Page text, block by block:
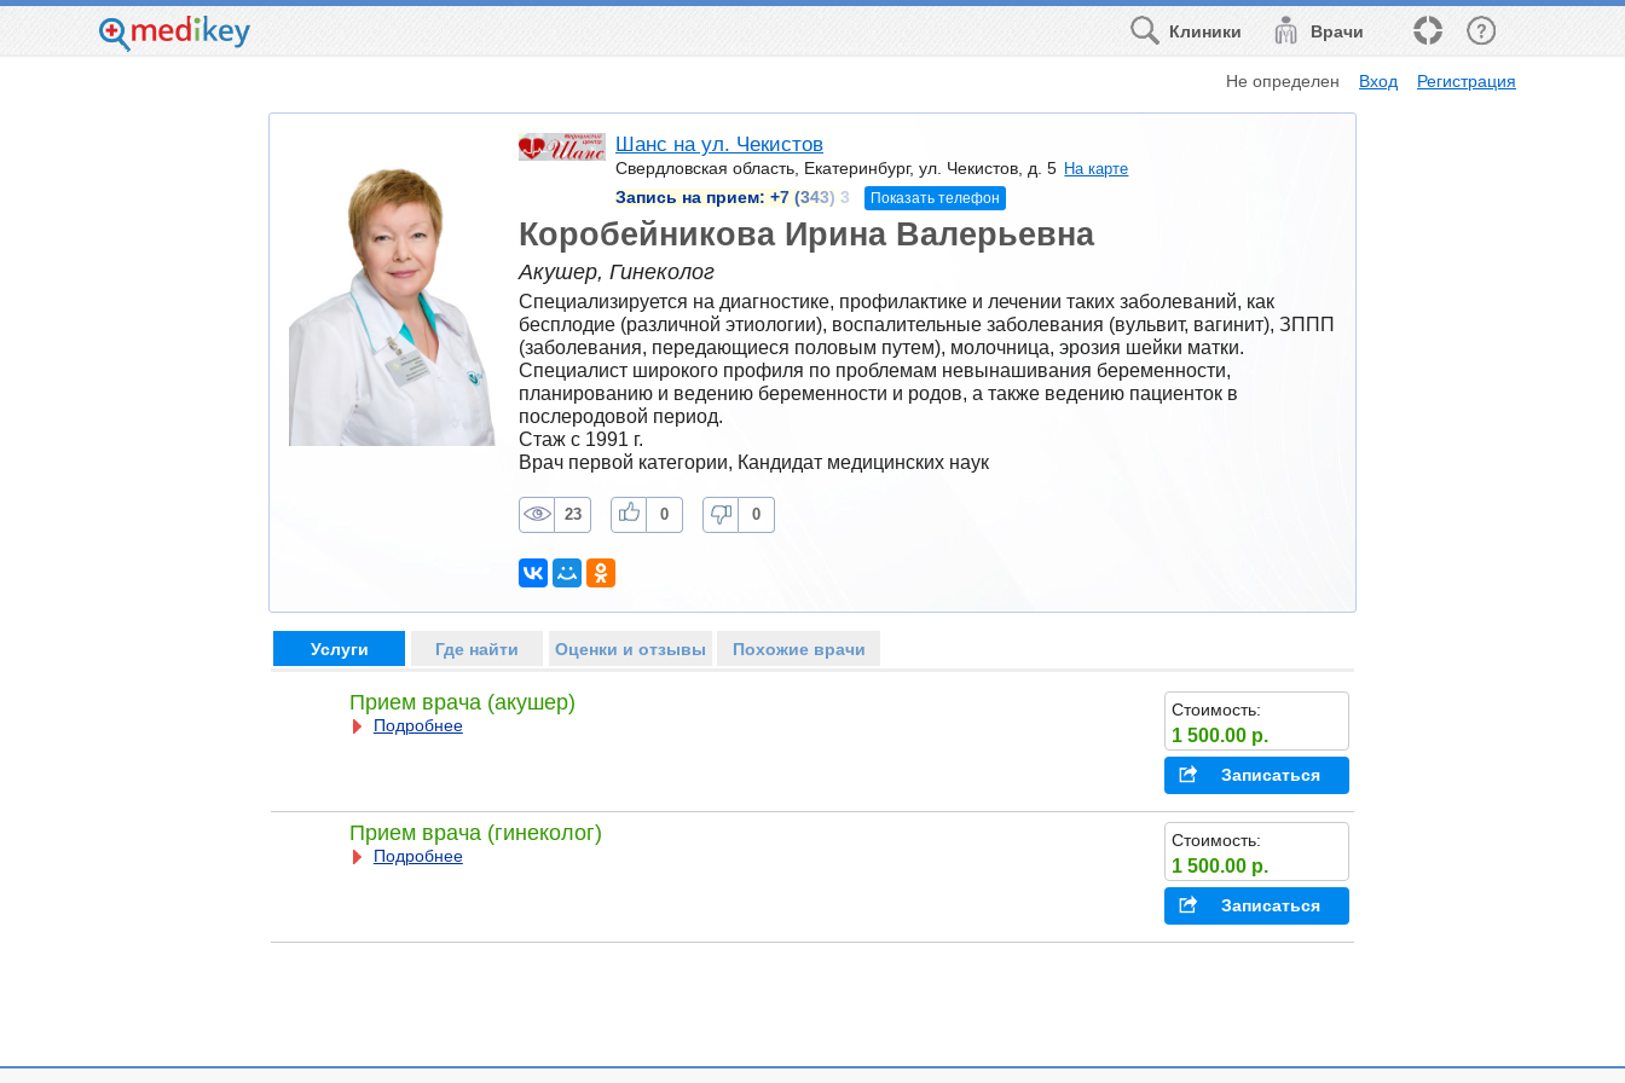
Врачи
Клиники
Не определен Вход Регистрация
Шанс на ул. Чекистов
Свердловская область, Екатеринбург, ул. Чекистов, д. 5 На карте
Запись на прием: +7 (343) 3 Показать телефон
Коробейникова Ирина Валерьевна
Акушер, Гинеколог
Специализируется на диагностике, профилактике и лечении таких заболеваний, как
бесплодие (различной этиологии), воспалительные заболевания (вульвит, вагинит), ЗППП
(заболевания, передающиеся половым путем), молочница, эрозия шейки матки.
Специалист широкого профиля по проблемам невынашивания беременности,
планированию и ведению беременности и родов, а также ведению пациенток в
послеродовой период.
Стаж с 1991 г.
Врач первой категории, Кандидат медицинских наук
23 0 0
Услуги Где найти Оценки и отзывы Похожие врачи
Прием врача (акушер)
Подробнее
Стоимость:
1 500.00 р.
Записаться
Прием врача (гинеколог)
Подробнее
Стоимость:
1 500.00 р.
Записаться